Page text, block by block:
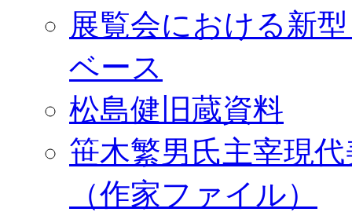
展覧会における新
ベース
松島健旧蔵資料
笹木繁男氏主宰現
（作家ファイル）